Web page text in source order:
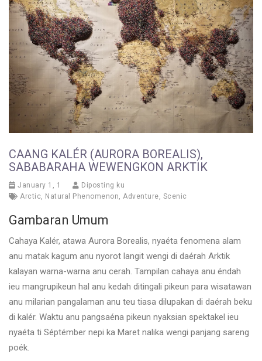
CAANG KALÉR (AURORA BOREALIS),
SABABARAHA WEWENGKON ARKTIK
January 1, 1
Diposting ku
Arctic, Natural Phenomenon, Adventure, Scenic
Gambaran Umum
Cahaya Kalér, atawa Aurora Borealis, nyaéta fenomena alam
anu matak kagum anu nyorot langit wengi di daérah Arktik
kalayan warna-warna anu cerah. Tampilan cahaya anu éndah
ieu mangrupikeun hal anu kedah ditingali pikeun para wisatawan
anu milarian pangalaman anu teu tiasa dilupakan di daérah beku
di kalér. Waktu anu pangsaéna pikeun nyaksian spektakel ieu
nyaéta ti Séptémber nepi ka Maret nalika wengi panjang sareng
poék.